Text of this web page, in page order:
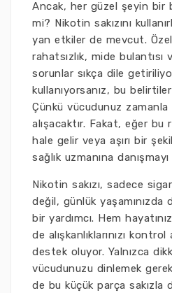
Ancak, her güzel şeyin bir
mi? Nikotin sakızını
yan etkiler de mevcut.
rahatsızlık, mide
sorunlar sıkça dile
kullanıyorsanız, bu
Çünkü vücudunuz zamanla
alışacaktır. Fakat, eğer bu
hale gelir veya aşırı bir
sağlık uzmanına
Nikotin sakızı, sadece
değil, günlük yaşamınızda
bir yardımcı. Hem
de alışkanlıklarınızı
destek oluyor. Yalnızca
vücudunuzu dinlemek
de bu küçük parça sakızla